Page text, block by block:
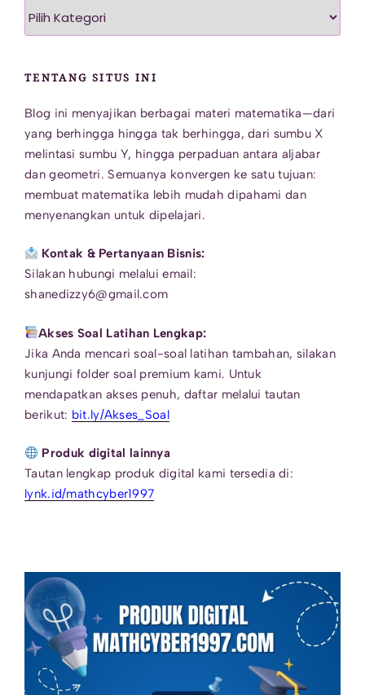
TENTANG SITUS INI
Blog ini menyajikan berbagai materi matematika—dari
yang berhingga hingga tak berhingga, dari sumbu X
melintasi sumbu Y, hingga perpaduan antara aljabar
dan geometri. Semuanya konvergen ke satu tujuan:
membuat matematika lebih mudah dipahami dan
menyenangkan untuk dipelajari.
Kontak & Pertanyaan Bisnis:
Silakan hubungi melalui email:
shanedizzy6@gmail.com
Akses Soal Latihan Lengkap:
Jika Anda mencari soal-soal latihan tambahan, silakan
kunjungi folder soal premium kami. Untuk
mendapatkan akses penuh, daftar melalui tautan
berikut: bit.ly/Akses_Soal
Produk digital lainnya
Tautan lengkap produk digital kami tersedia di:
lynk.id/mathcyber1997